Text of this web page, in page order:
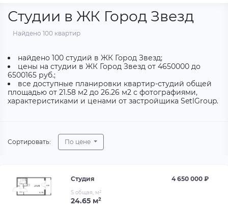
Студии в ЖК Город Звезд
Найдено 100 квартир
найдено 100 студий в ЖК Город Звезд;
цены на студии в ЖК Город Звезд от 4650000 до
6500165 руб.;
все доступные планировки квартир-студий общей
площадью от 21.58 м2 до 26.26 м2 с фотографиями,
характеристиками и ценами от застройщика SetlGroup.
Сортировать: По цене
Студия 4 650 000 ₽
S общая, м²
24.65 м²